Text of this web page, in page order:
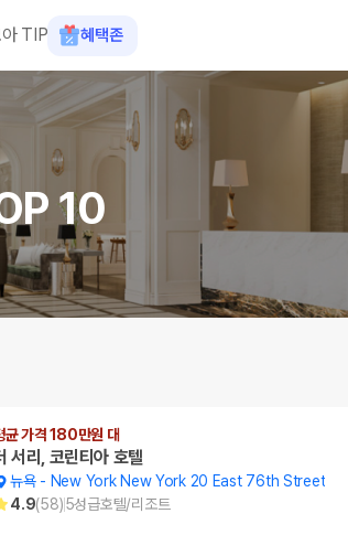
TIP 혜택존
10
균 가격 180만원 대
서리, 코린티아 호텔
뉴욕- New York New York 20 East 76th Street
4.9(58)5성급호텔/리조트